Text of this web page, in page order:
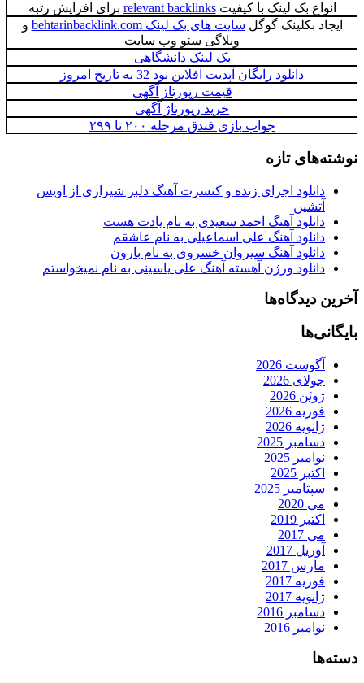
انواع بک لینک با کیفیتrelevant backlinks برای افزایش رتبه
ایجاد بکلینک گوگل سایت های بک لینک behtarinbacklink.com
و
وبلاگی سئو وب سایت
بک لینک دانشگاهی
دانلود رایگان آپدیت آفلاین نود 32 به تاریخ امروز
قیمت رپورتاژ آگهی
خرید رپورتاژ آگهی
جواب بازی فندق مرحله ۲۰۰ تا ۲۹۹
نوشته‌های تازه
دانلود اجرای زنده و کنسرت آهنگ دلبر شیرازی از اویس
آتشین
دانلود آهنگ احمد سعیدی به نام یادت هست
دانلود آهنگ علی اسماعیلی به نام عاشقم
دانلود آهنگ سیروان خسروی به نام بارون
دانلود ورژن آهسته آهنگ علی یاسینی به نام نمیخواستم
آخرین دیدگاه‌ها
بایگانی‌ها
آگوست 2026
جولای 2026
ژوئن 2026
فوریه 2026
ژانویه 2026
دسامبر 2025
نوامبر 2025
اکتبر 2025
سپتامبر 2025
می 2020
اکتبر 2019
می 2017
آوریل 2017
مارس 2017
فوریه 2017
ژانویه 2017
دسامبر 2016
نوامبر 2016
دسته‌ها